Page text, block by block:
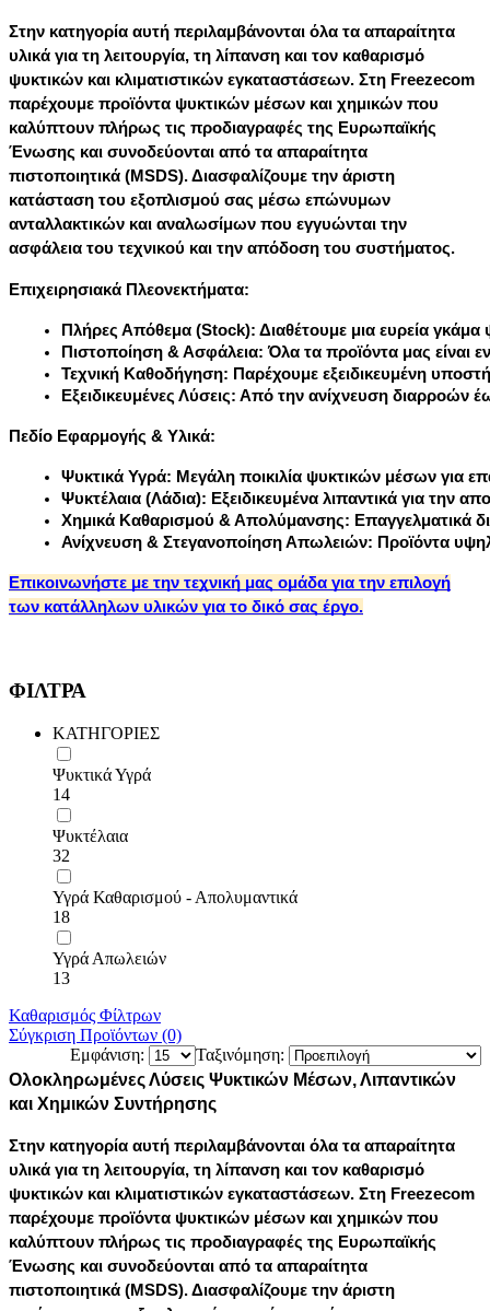
Στην κατηγορία αυτή περιλαμβάνονται όλα τα απαραίτητα
υλικά για τη λειτουργία, τη λίπανση και τον καθαρισμό
ψυκτικών και κλιματιστικών εγκαταστάσεων. Στη Freezecom
παρέχουμε προϊόντα ψυκτικών μέσων και χημικών που
καλύπτουν πλήρως τις προδιαγραφές της Ευρωπαϊκής
Ένωσης και συνοδεύονται από τα απαραίτητα
πιστοποιητικά (MSDS). Διασφαλίζουμε την άριστη
κατάσταση του εξοπλισμού σας μέσω επώνυμων
ανταλλακτικών και αναλωσίμων που εγγυώνται την
ασφάλεια του τεχνικού και την απόδοση του συστήματος.
Επιχειρησιακά Πλεονεκτήματα:
Πλήρες Απόθεμα (Stock): Διαθέτουμε μια ευρεία
Πιστοποίηση & Ασφάλεια: Όλα τα προϊόντα μας είναι
Τεχνική Καθοδήγηση: Παρέχουμε εξειδικευμένη
Εξειδικευμένες Λύσεις: Από την ανίχνευση διαρροών
Πεδίο Εφαρμογής & Υλικά:
Ψυκτικά Υγρά: Μεγάλη ποικιλία ψυκτικών μέσων για
Ψυκτέλαια (Λάδια): Εξειδικευμένα λιπαντικά για την
Χημικά Καθαρισμού & Απολύμανσης: Επαγγελματικά
Ανίχνευση & Στεγανοποίηση Απωλειών: Προϊόντα
Επικοινωνήστε με την τεχνική μας ομάδα για την επιλογή
των κατάλληλων υλικών για το δικό σας έργο.
ΦΙΛΤΡΑ
ΚΑΤΗΓΟΡΙΕΣ
Ψυκτικά Υγρά
14
Ψυκτέλαια
32
Υγρά Καθαρισμού - Απολυμαντικά
18
Υγρά Απωλειών
13
Καθαρισμός Φίλτρων
Σύγκριση Προϊόντων (0)
Ταξινόμηση:
Εμφάνιση:
Ολοκληρωμένες Λύσεις Ψυκτικών Μέσων, Λιπαντικών
και Χημικών Συντήρησης
Στην κατηγορία αυτή περιλαμβάνονται όλα τα απαραίτητα
υλικά για τη λειτουργία, τη λίπανση και τον καθαρισμό
ψυκτικών και κλιματιστικών εγκαταστάσεων. Στη Freezecom
παρέχουμε προϊόντα ψυκτικών μέσων και χημικών που
καλύπτουν πλήρως τις προδιαγραφές της Ευρωπαϊκής
Ένωσης και συνοδεύονται από τα απαραίτητα
πιστοποιητικά (MSDS). Διασφαλίζουμε την άριστη